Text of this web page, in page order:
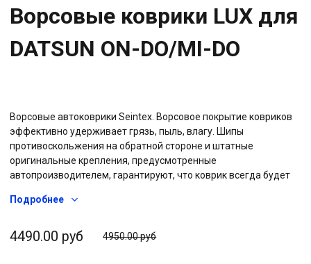
Ворсовые коврики LUX для
DATSUN ON-DO/MI-DO
Ворсовые автоковрики Seintex. Ворсовое покрытие ковриков
эффективно удерживает грязь, пыль, влагу. Шипы
противоскольжения на обратной стороне и штатные
оригинальные крепления, предусмотренные
автопроизводителем, гарантируют, что коврик всегда будет
проникать на штатное ковровое покрытие автомобиля, вся
ковролина на водительском коврике «подпятник» - защитит
изделие от преждевременного износа под педальным узлом.
Подробнее
4490.00 руб 4950.00 руб